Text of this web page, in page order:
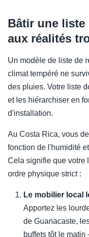
Bâtir une liste
aux réalités
Un modèle de liste de
climat tempéré ne
des pluies. Votre liste
et les hiérarchiser en
d'installation.
Au Costa Rica, vous
fonction de l'humidité
Cela signifie que votre
ordre physique strict :
Le mobilier local
Apportez les
de Guanacaste,
buffets tôt le